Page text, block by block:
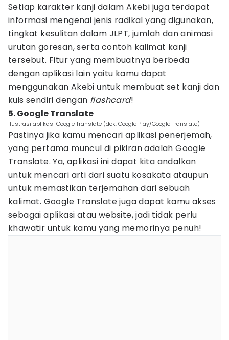
Setiap karakter kanji dalam Akebi juga terdapat
informasi mengenai jenis radikal yang digunakan,
tingkat kesulitan dalam JLPT, jumlah dan animasi
urutan goresan, serta contoh kalimat kanji
tersebut. Fitur yang membuatnya berbeda
dengan aplikasi lain yaitu kamu dapat
menggunakan Akebi untuk membuat set kanji dan
kuis sendiri dengan flashcard!
5. Google Translate
Ilustrasi aplikasi Google Translate (dok. Google Play/Google Translate)
Pastinya jika kamu mencari aplikasi penerjemah,
yang pertama muncul di pikiran adalah Google
Translate. Ya, aplikasi ini dapat kita andalkan
untuk mencari arti dari suatu kosakata ataupun
untuk memastikan terjemahan dari sebuah
kalimat. Google Translate juga dapat kamu akses
sebagai aplikasi atau website, jadi tidak perlu
khawatir untuk kamu yang memorinya penuh!